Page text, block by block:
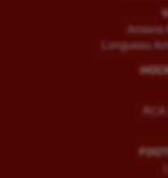
Amiens
Longueau